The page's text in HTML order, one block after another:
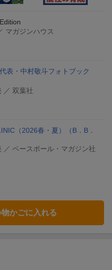
マガジンハウス
表・中村敬斗フォトブック
／ 双葉社
（2026春・夏）
（B．B．
／ ベースボール・マガジン社
かごに入れる